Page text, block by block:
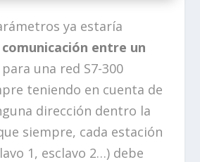
ya estaría
comunicación entre un
para una red S7-300
teniendo en cuenta de
dirección dentro la
siempre, cada estación
1, esclavo 2…) debe